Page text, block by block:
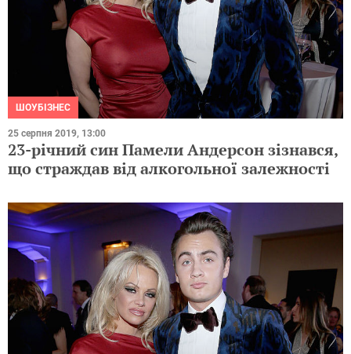
ШОУБІЗНЕС
25 серпня 2019, 13:00
23-річний син Памели Андерсон зізнався,
що страждав від алкогольної залежності